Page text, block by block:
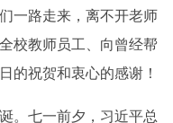
一路走来，离不开老师
校教师员工、向曾经帮
的祝贺和衷心的感谢！
。七一前夕，习近平总